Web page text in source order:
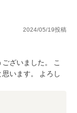
に有難うござい
2024/05/19投稿
ざいました。 こ
います。 よろし